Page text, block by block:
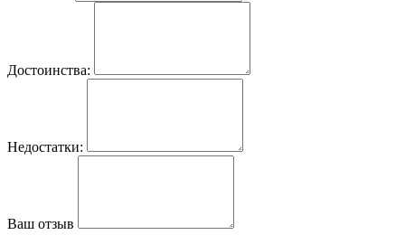
Достоинства:
Недостатки:
Ваш отзыв